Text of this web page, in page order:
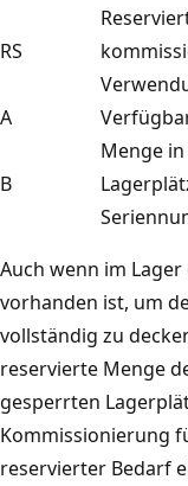
RS
A
B
Menge
Auch wenn im
vorhanden ist, um
vollständig zu
reservierte Menge
gesperrten
Kommissionierung
reservierter Bedarf